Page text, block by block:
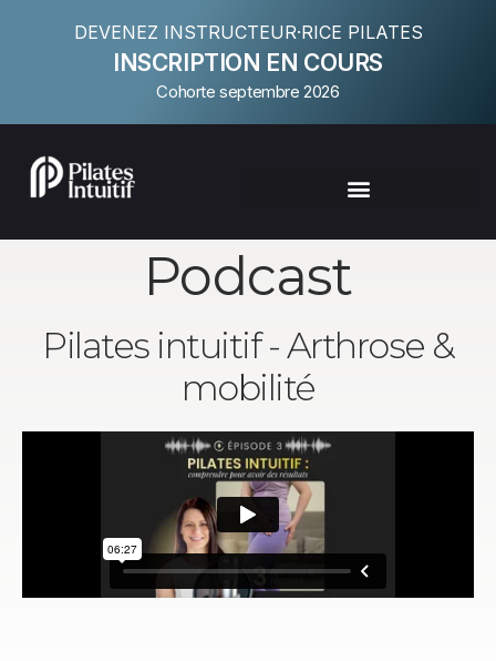
DEVENEZ INSTRUCTEUR·RICE PILATES
INSCRIPTION EN COURS
Cohorte septembre 2026
Podcast
Pilates intuitif - Arthrose &
mobilité